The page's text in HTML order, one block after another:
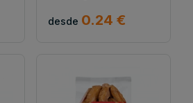
desde 0.24 €